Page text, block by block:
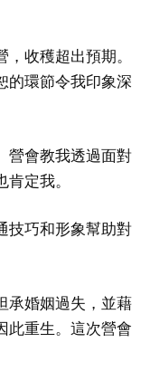
收穫超出預期。
的環節令我印象深
營會教我透過面對
定我。
技巧和形象幫助對
承婚姻過失，並藉
此重生。這次營會